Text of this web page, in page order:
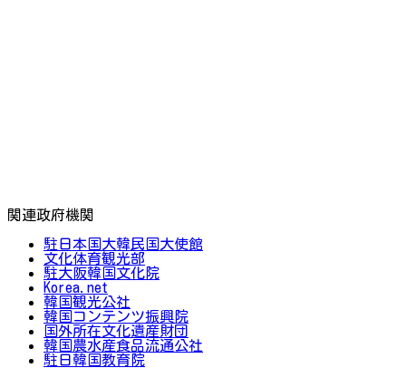
関連政府機関
駐日本国大韓民国大使館
文化体育観光部
駐大阪韓国文化院
Korea.net
韓国観光公社
韓国コンテンツ振興院
国外所在文化遺産財団
韓国農水産食品流通公社
駐日韓国教育院